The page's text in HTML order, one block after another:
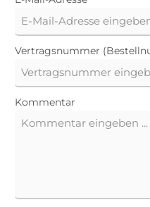
Vertragsnummer
Kommentar